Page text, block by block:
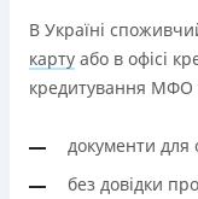
В Україні
карту або в офісі
кредитування МФО
документи
без довідки